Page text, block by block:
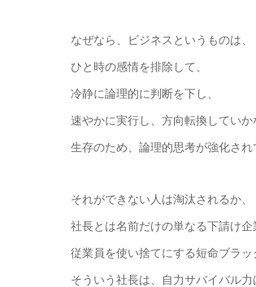
なぜなら、ビジネスというものは、
ひと時の感情を排除して、
冷静に論理的に判断を下し、
速やかに実行し、方向転換していか
生存のため、論理的思考が強化され
それができない人は淘汰されるか、
社長とは名前だけの単なる下請け企
従業員を使い捨てにする短命ブラッ
そういう社長は、自力サバイバル力